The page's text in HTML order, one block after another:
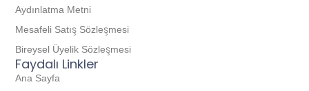
Faydalı Linkler
Ana Sayfa
Aydınlatma Metni
Mesafeli Satış Sözleşmesi
Bireysel Üyelik Sözleşmesi